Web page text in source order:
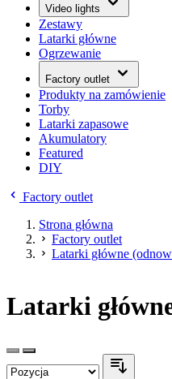
Video lights
Zestawy
Latarki główne
Ogrzewanie
Factory outlet
Produkty na zamówienie
Torby
Latarki zapasowe
Akumulatory
Featured
DIY
Factory outlet
Strona główna
Factory outlet
Latarki główne
Latarki